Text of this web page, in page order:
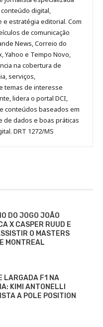
no
Facebook
Anny
Malagolini
digital,
estratégia editorial. Com
de comunicação
News, Correio do
Yahoo e Tempo Novo,
na cobertura de
serviços,
temas de interesse
lidera o portal DCI,
conteúdos baseados em
de dados e boas práticas
DRT 1272/MS
DO JOGO JOÃO
X CASPER RUUD E
O MASTERS
MONTREAL
LARGADA F1 NA
KIMI ANTONELLI
A POLE POSITION